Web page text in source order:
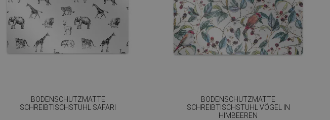
BODENSCHUTZMATTE
SCHREIBTISCHSTUHL SAFARI
BODENSCHUTZMATTE
SCHREIBTISCHSTUHL VÖGEL IN
HIMBEEREN